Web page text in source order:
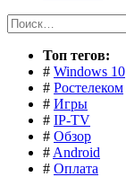
Найти:
Toп тегов:
# Windows 10
# Ростелеком
# Игры
# IP-TV
# Обзор
# Android
# Оплата